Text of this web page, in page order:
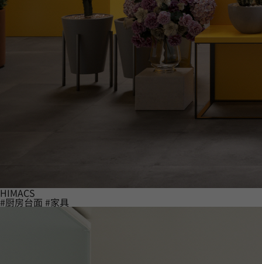
HIMACS
#厨房台面 #家具